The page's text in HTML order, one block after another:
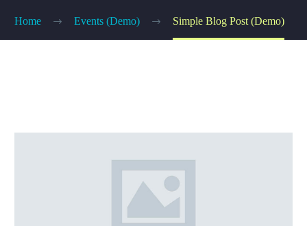
Home Events (Demo) Simple Blog Post (Demo)